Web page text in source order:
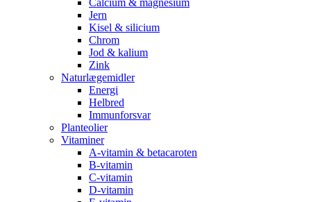
Calcium & magnesium
Jern
Kisel & silicium
Chrom
Jod & kalium
Zink
Naturlægemidler
Energi
Helbred
Immunforsvar
Planteolier
Vitaminer
A-vitamin & betacaroten
B-vitamin
C-vitamin
D-vitamin